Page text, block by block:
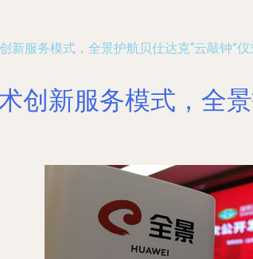
新服务模式，全景护航贝仕达克“云敲钟”仪
创新服务模式，全